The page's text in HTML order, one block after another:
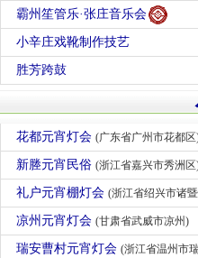
霸州笙管乐·张庄音乐会
小辛庄戏靴制作技艺
胜芳跨鼓
花都元宵灯会 (广东省广州市花都区
新塍元宵民俗 (浙江省嘉兴市秀洲区
礼户元宵棚灯会 (浙江省绍兴市诸
凉州元宵灯会 (甘肃省武威市凉州)
瑞安曹村元宵灯会 (浙江省温州市